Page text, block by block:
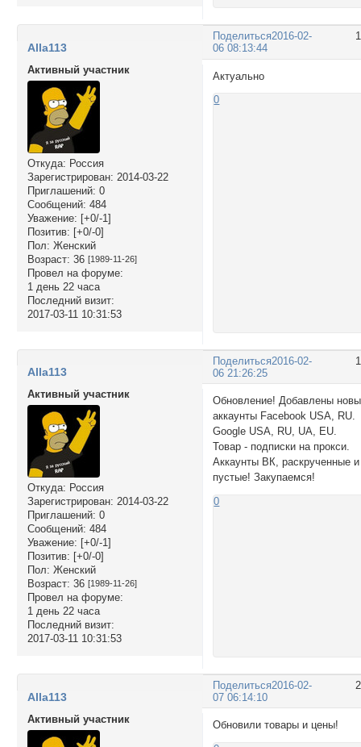
Поделиться2016-02-
06 08:13:44
Alla113
Активный участник
Откуда: Россия
Зарегистрирован: 2014-03-22
Приглашений: 0
Сообщений: 484
Уважение: [+0/-1]
Позитив: [+0/-0]
Пол: Женский
Возраст: 36 [1989-11-26]
Провел на форуме:
1 день 22 часа
Последний визит:
2017-03-11 10:31:53
Актуально
0
Поделиться2016-02-
06 21:26:25
Alla113
Активный участник
Откуда: Россия
Зарегистрирован: 2014-03-22
Приглашений: 0
Сообщений: 484
Уважение: [+0/-1]
Позитив: [+0/-0]
Пол: Женский
Возраст: 36 [1989-11-26]
Провел на форуме:
1 день 22 часа
Последний визит:
2017-03-11 10:31:53
Обновление! Добавлены
аккаунты Facebook USA, RU.
Google USA, RU, UA, EU.
Товар - подписки на прокси.
Аккаунты ВК, раскрученные и
пустые! Закупаемся!
0
Поделиться2016-02-
07 06:14:10
Alla113
Активный участник
Обновили товары и цены!